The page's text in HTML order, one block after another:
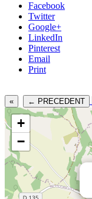
Facebook
Twitter
Google+
LinkedIn
Pinterest
Email
Print
« ← PRECEDENT
+
−